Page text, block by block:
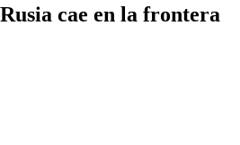
cae en la frontera